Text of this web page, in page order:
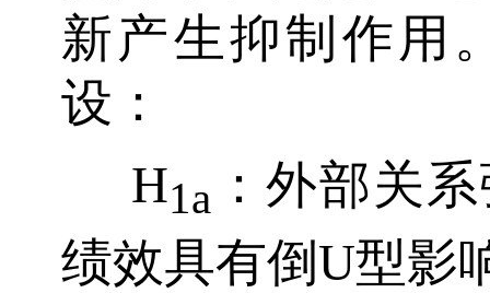
新产生抑制作用
设：
H1a ：外部关
绩效具有倒U型影